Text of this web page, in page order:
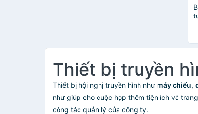
Thiết bị truyền
Thiết bị hội nghị truyền hình như máy chiếu,
như giúp cho cuộc họp thêm tiện ích và
công tác quản lý của công ty.